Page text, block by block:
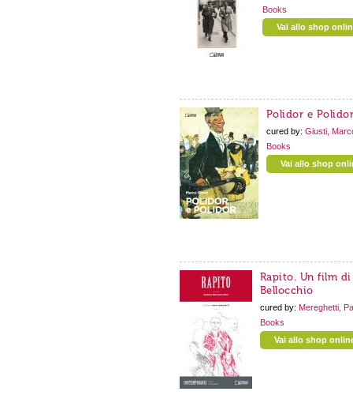
Books
Vai allo shop
Polidor e Polidor
cured by: Giusti,
Books
Vai allo shop
Rapito. Un film di
Bellocchio
cured by: Mereghetti,
Books
Vai allo shop